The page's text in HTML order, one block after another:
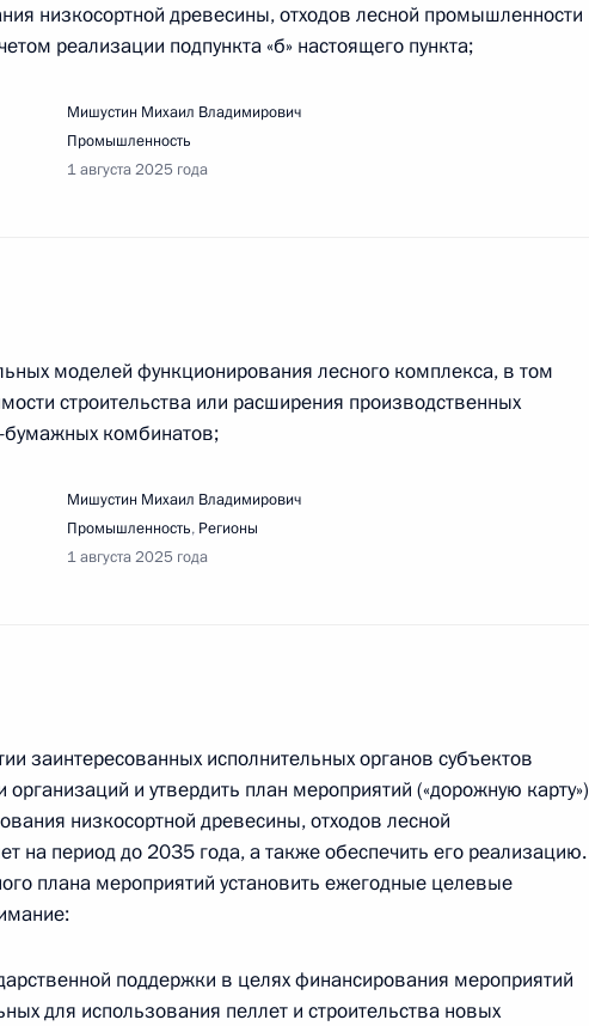
итогам встречи Президента с обучающимися МГТУ имени
43 поручения
поручений
низкосортной древесины, отходов лесной промышленности
реализации подпункта «б» настоящего пункта;
Мишустин Михаил Владимирович
Промышленность
1 августа 2025 года
моделей функционирования лесного комплекса, в том
строительства или расширения производственных
комбинатов;
Мишустин Михаил Владимирович
Промышленность, Регионы
1 августа 2025 года
заинтересованных исполнительных органов субъектов
и утвердить план мероприятий («дорожную карту»)
низкосортной древесины, отходов лесной
на период до 2035 года, а также обеспечить его реализацию.
плана мероприятий установить ежегодные целевые
поддержки в целях финансирования мероприятий
для использования пеллет и строительства новых